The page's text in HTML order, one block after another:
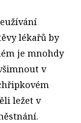
lékařů by
je mnohdy
v
ležet v